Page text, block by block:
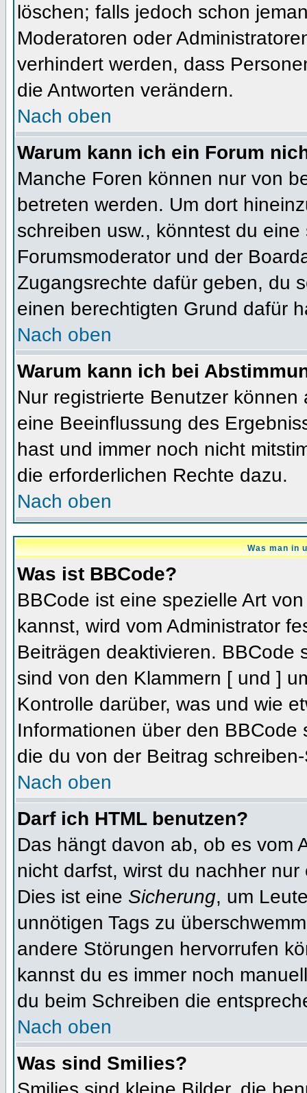
löschen; falls jedoch schon
Moderatoren oder
verhindert werden, dass
die Antworten verändern.
Nach oben
Warum kann ich ein Forum
Manche Foren können nur von
betreten werden. Um dort
schreiben usw., könntest du
Forumsmoderator und der
Zugangsrechte dafür geben, du
einen berechtigten Grund dafür
Nach oben
Warum kann ich bei
Nur registrierte Benutzer
eine Beeinflussung des
hast und immer noch nicht
die erforderlichen Rechte dazu.
Nach oben
Was man in
Was ist BBCode?
BBCode ist eine spezielle Art
kannst, wird vom Administrator
Beiträgen deaktivieren. BBCode
sind von den Klammern [ und ]
Kontrolle darüber, was und wie
Informationen über den
die du von der Beitrag
Nach oben
Darf ich HTML benutzen?
Das hängt davon ab, ob es vom
nicht darfst, wirst du nachher
Dies ist eine Sicherung, um
unnötigen Tags zu
andere Störungen hervorrufen
kannst du es immer noch
du beim Schreiben die
Nach oben
Was sind Smilies?